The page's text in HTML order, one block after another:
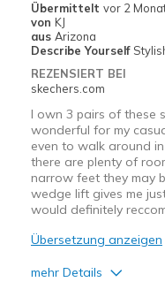
View On Shoes
I'm
Übermittelt vor 2
von KJ
aus Arizona
Describe Yourself
REZENSIERT BEI
skechers.com
I own 3 pairs of these
wonderful for my
even to walk around
there are plenty of
narrow feet they may
wedge lift gives me
would definitely
Übersetzung anzeigen
mehr Details